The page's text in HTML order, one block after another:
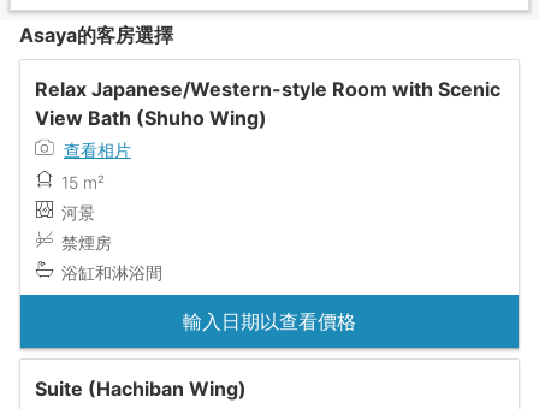
Asaya的客房選擇
Relax Japanese/Western-style Room with Scenic
View Bath (Shuho Wing)
查看相片
15 m²
河景
禁煙房
浴缸和淋浴間
輸入日期以查看價格
Suite (Hachiban Wing)